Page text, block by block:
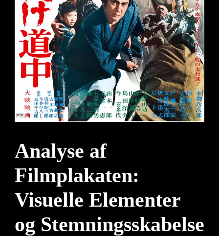
Analyse af
Filmplakaten:
Visuelle Elementer
og Stemningsskabelse